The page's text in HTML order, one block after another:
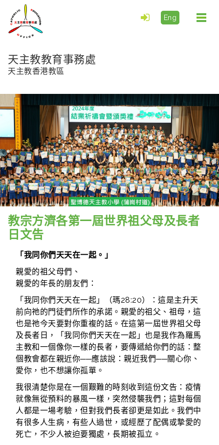
Eng
天主教教育事務處
天主教香港教區
教宗方濟各第一屆世界祖父母及長者
日文告
「我同你們天天在一起。」
親愛的祖父母們、
親愛的年長的朋友們：
「我同你們天天在一起」（瑪28:20）：這是主升天
前向祂的門徒們所作的承諾。親愛的祖父、祖母，這
也是祂今天要對你重複的話。在這第一屆世界祖父母
及長者日，「我同你們天天在一起」也是我作為羅馬
主教和一個像你一樣的長者，要傳遞給你們的話：整
個教會都在親近你──應該說：親近我們──關心你、
愛你，也不想讓你孤單。
我很清楚你是在一個艱難的時刻收到這份文告：疫情
就像無從預料的暴風一樣，突然侵襲我們；這對每個
人都是一場考驗，但對我們長者卻更是如此。我們中
有很多人生病，有些人過世，或經歷了配偶或摯愛的
死亡，不少人被迫要獨處，長期被孤立。